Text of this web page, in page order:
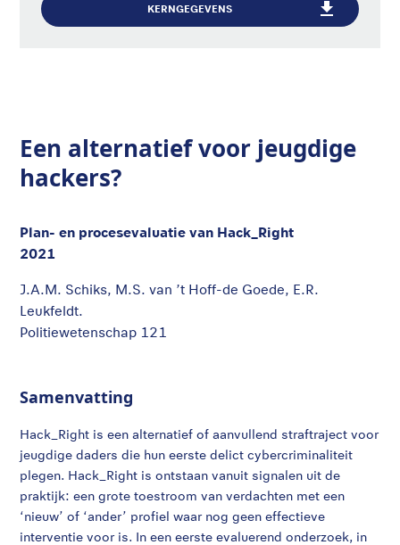
KERNGEGEVENS
Een alternatief voor jeugdige
hackers?
Plan- en procesevaluatie van Hack_Right
2021
J.A.M. Schiks, M.S. van ’t Hoff-de Goede, E.R.
Leukfeldt.
Politiewetenschap 121
Samenvatting
Hack_Right is een alternatief of aanvullend straftraject voor
jeugdige daders die hun eerste delict cybercriminaliteit
plegen. Hack_Right is ontstaan vanuit signalen uit de
praktijk: een grote toestroom van verdachten met een
‘nieuw’ of ‘ander’ profiel waar nog geen effectieve
interventie voor is. In een eerste evaluerend onderzoek, in